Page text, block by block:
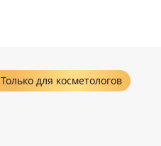
Только для косметологов